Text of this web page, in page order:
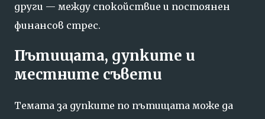
други — между спокойствие и постоянен
финансов стрес.
Пътищата, дупките и
местните съвети
Темата за дупките по пътищата може да